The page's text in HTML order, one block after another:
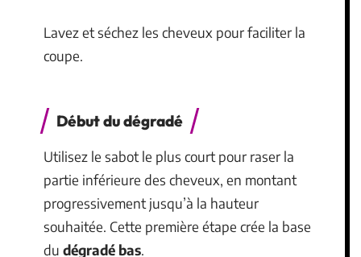
Lavez et séchez les cheveux pour faciliter la
coupe.
Début du dégradé
Utilisez le sabot le plus court pour raser la
partie inférieure des cheveux, en montant
progressivement jusqu’à la hauteur
souhaitée. Cette première étape crée la base
du dégradé bas.